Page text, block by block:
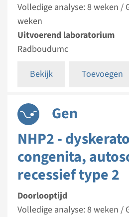
Volledige analyse: 8 weken /
weken
Uitvoerend laboratorium
Radboudumc
Bekijk
Toevoegen
Gen
NHP2 -
congenita,
recessief type 2
Doorlooptijd
Volledige analyse: 8 weken /